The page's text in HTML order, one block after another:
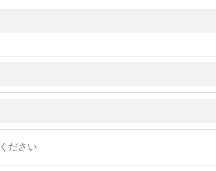
ださい